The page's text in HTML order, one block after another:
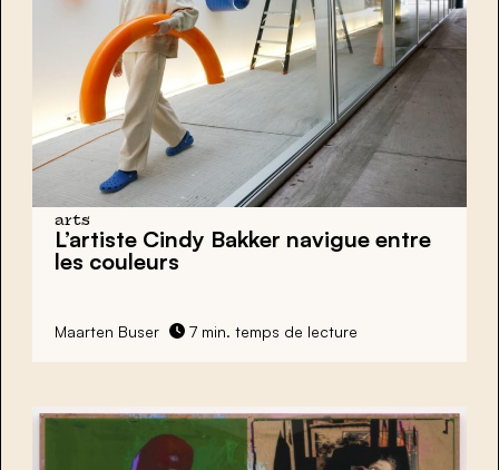
arts
L’artiste Cindy Bakker navigue entre
les couleurs
Maarten Buser 7 min. temps de lecture